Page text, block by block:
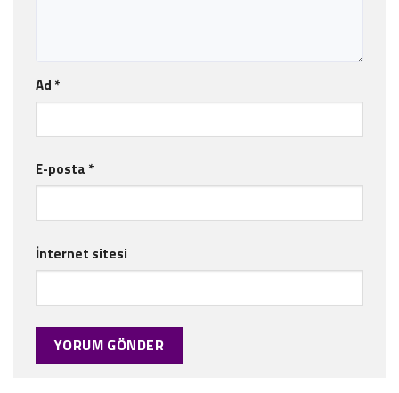
Ad *
E-posta *
İnternet sitesi